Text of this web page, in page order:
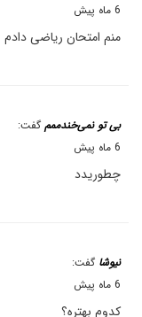
6 ماه پیش
منم امتحان ریاضی دادم ۲۰ ولی حال ندارم زبان بخونم
بی تو نمی‌خندممم گفت:
6 ماه پیش
چطوریدد
نیوشا گفت:
6 ماه پیش
کدوم بهتره؟